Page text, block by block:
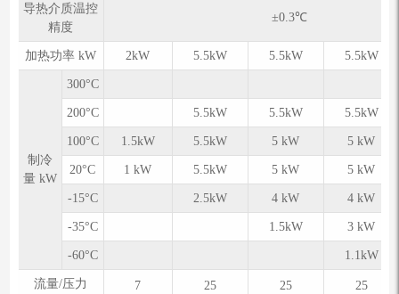
导热介质温控
精度
±0.3℃
加热功率 kW 2kW 5.5kW 5.5kW 5.5kW
制冷
量 kW
300°C
200°C 5.5kW 5.5kW 5.5kW
100°C 1.5kW 5.5kW 5 kW 5 kW
20°C 1 kW 5.5kW 5 kW 5 kW
-15°C 2.5kW 4 kW 4 kW
-35°C 1.5kW 3 kW
-60°C 1.1kW
流量/压力
7 25 25 25